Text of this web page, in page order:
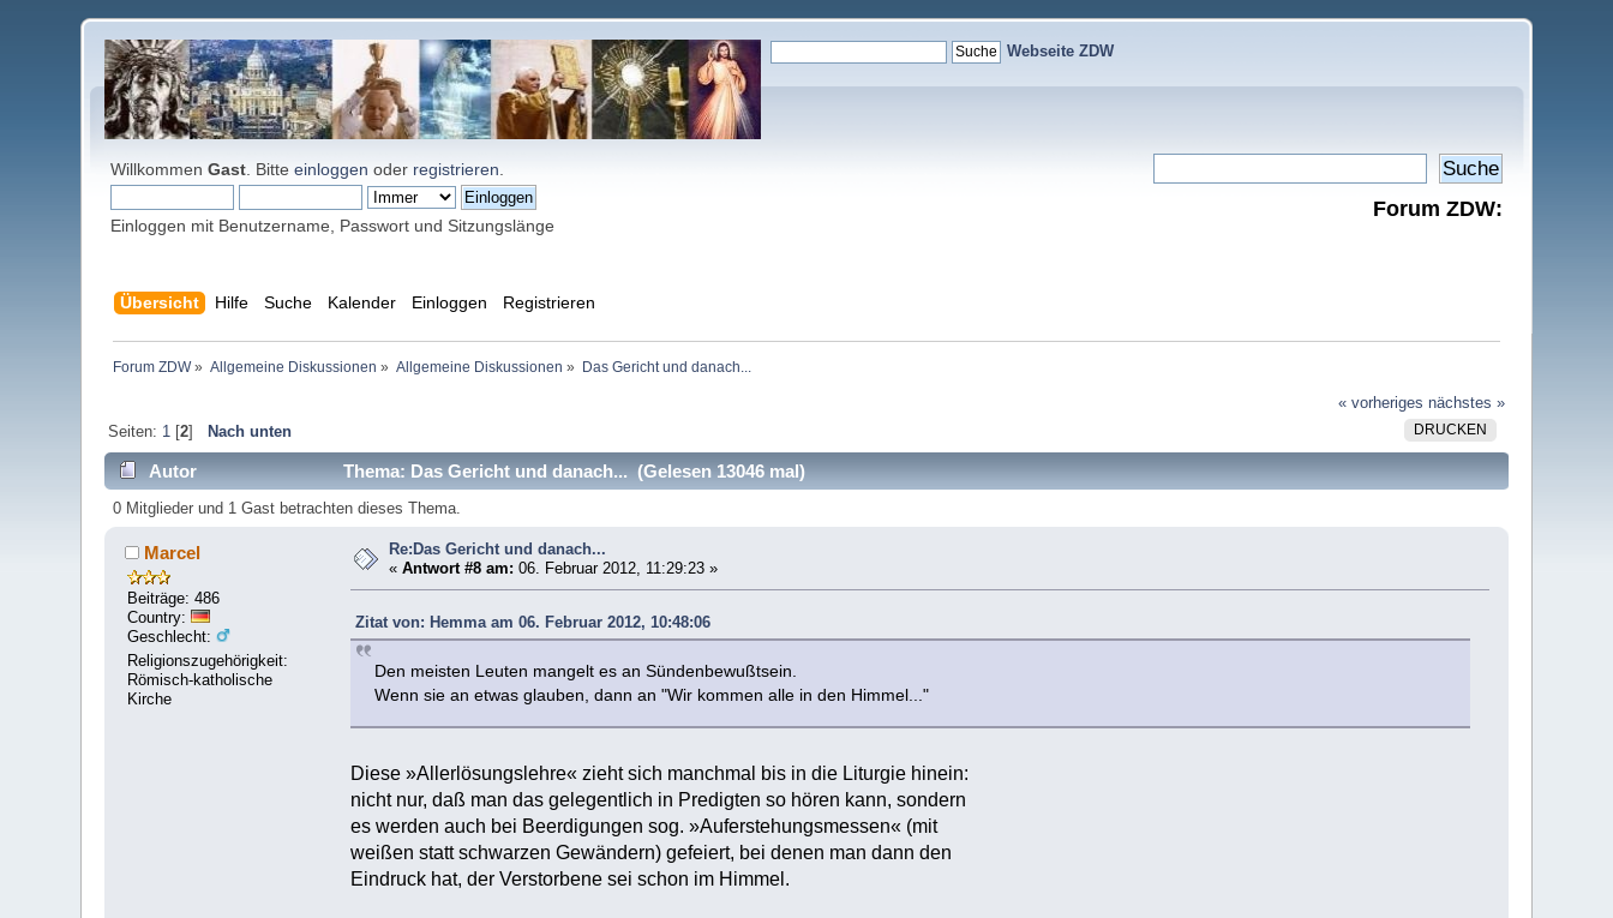
Webseite ZDW
WillkommenGast . Bitteeinloggen oder registrieren
Einloggen mit Benutzername, Passwort und Sitzungslänge
Forum ZDW:
Übersicht Hilfe Suche Kalender Einloggen Registrieren
Forum ZDW» Allgemeine Diskussionen » Allgemeine Diskussionen » Das Gericht und danach...
« vorheriges nächstes »
DRUCKEN
Seiten: 1[2] Nach unten
Autor Thema: Das Gericht und danach... (Gelesen 13046 mal)
0 Mitglieder und 1 Gast betrachten dieses Thema.
Marcel
Beiträge: 486
Country:
Geschlecht:
Religionszugehörigkeit:
Römisch-katholische
Kirche
Re:Das Gericht und danach...
«Antwort #8 am: 06. Februar 2012, 11:29:23 »
Zitat von: Hemma am 06. Februar 2012, 10:48:06
Den meisten Leuten mangelt es an Sündenbewußtsein.
Wenn sie an etwas glauben, dann an "Wir kommen alle in den Himmel..."
Diese »Allerlösungslehre« zieht sich manchmal bis in die Liturgie hinein:
nicht nur, daß man das gelegentlich in Predigten so hören kann, sondern
es werden auch bei Beerdigungen sog. »Auferstehungsmessen« (mit
weißen statt schwarzen Gewändern) gefeiert, bei denen man dann den
Eindruck hat, der Verstorbene sei schon im Himmel.